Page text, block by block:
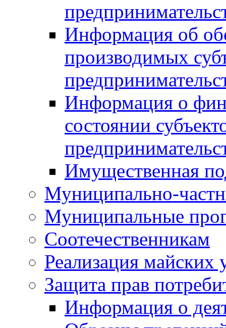
Информация об
производимых
Информация о
состоянии
Имущественная
Муниципально-
Муниципальные
Соотечественникам
Реализация майских
Защита прав
Информация о